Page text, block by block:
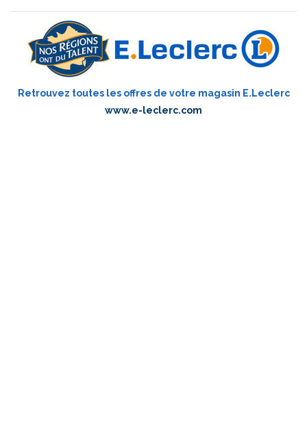
Retrouvez toutes les offres de votre magasin E.Leclerc
www.e-leclerc.com